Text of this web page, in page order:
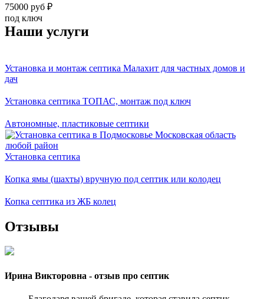
75000 руб ₽
под ключ
Наши услуги
Установка и монтаж септика Малахит для частных домов и
дач
Установка септика ТОПАС, монтаж под ключ
Автономные, пластиковые септики
Установка септика
Копка ямы (шахты) вручную под септик или колодец
Копка септика из ЖБ колец
Отзывы
Ирина Викторовна - отзыв про септик